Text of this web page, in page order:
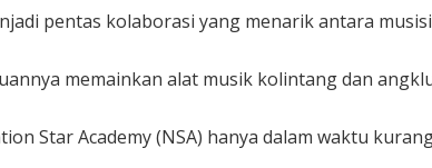
pentas kolaborasi yang menarik antara
memainkan alat musik kolintang dan
Star Academy (NSA) hanya dalam waktu